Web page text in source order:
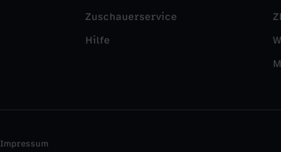
Zuschauerservice
Hilfe
Impressum